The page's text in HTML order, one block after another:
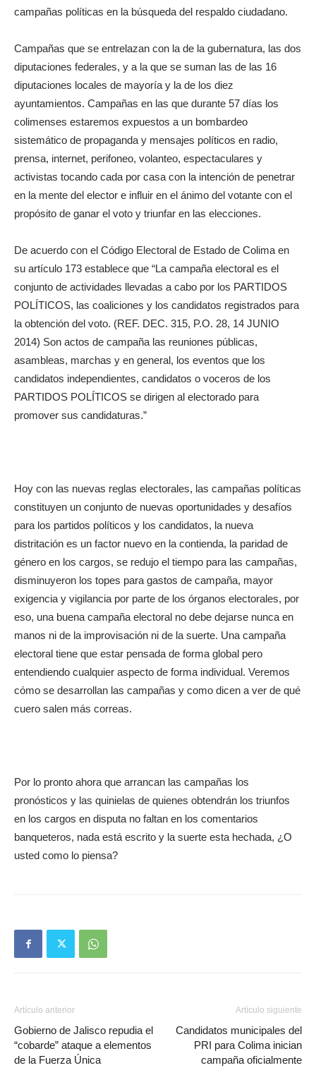
campañas políticas en la búsqueda del respaldo ciudadano.
Campañas que se entrelazan con la de la gubernatura, las dos
diputaciones federales, y a la que se suman las de las 16
diputaciones locales de mayoría y la de los diez
ayuntamientos. Campañas en las que durante 57 días los
colimenses estaremos expuestos a un bombardeo
sistemático de propaganda y mensajes políticos en radio,
prensa, internet, perifoneo, volanteo, espectaculares y
activistas tocando cada por casa con la intención de penetrar
en la mente del elector e influir en el ánimo del votante con el
propósito de ganar el voto y triunfar en las elecciones.
De acuerdo con el Código Electoral de Estado de Colima en
su artículo 173 establece que “La campaña electoral es el
conjunto de actividades llevadas a cabo por los PARTIDOS
POLÍTICOS, las coaliciones y los candidatos registrados para
la obtención del voto. (REF. DEC. 315, P.O. 28, 14 JUNIO
2014) Son actos de campaña las reuniones públicas,
asambleas, marchas y en general, los eventos que los
candidatos independientes, candidatos o voceros de los
PARTIDOS POLÍTICOS se dirigen al electorado para
promover sus candidaturas.”
Hoy con las nuevas reglas electorales, las campañas políticas
constituyen un conjunto de nuevas oportunidades y desafíos
para los partidos políticos y los candidatos, la nueva
distritación es un factor nuevo en la contienda, la paridad de
género en los cargos, se redujo el tiempo para las campañas,
disminuyeron los topes para gastos de campaña, mayor
exigencia y vigilancia por parte de los órganos electorales, por
eso, una buena campaña electoral no debe dejarse nunca en
manos ni de la improvisación ni de la suerte. Una campaña
electoral tiene que estar pensada de forma global pero
entendiendo cualquier aspecto de forma individual. Veremos
cómo se desarrollan las campañas y como dicen a ver de qué
cuero salen más correas.
Por lo pronto ahora que arrancan las campañas los
pronósticos y las quinielas de quienes obtendrán los triunfos
en los cargos en disputa no faltan en los comentarios
banqueteros, nada está escrito y la suerte esta hechada, ¿O
usted como lo piensa?
Artículo anterior
Gobierno de Jalisco repudia el
“cobarde” ataque a elementos
de la Fuerza Única
Artículo siguiente
Candidatos municipales del
PRI para Colima inician
campaña oficialmente